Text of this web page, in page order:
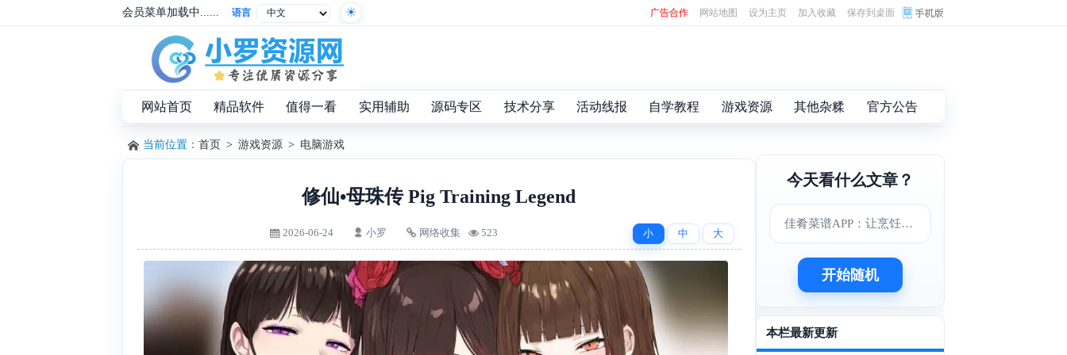
会员菜单加载中...... 语言 广告合作 网站地图 设为主页 加入收藏 保存到桌面
网站首页 精品软件 值得一看 实用辅助 源码专区 技术分享 活动线报 自学教程 游戏资源 其他杂糅 官方公告
当前位置： 首页 > 游戏资源 > 电脑游戏
修仙•母珠传 Pig Training Legend
小 中 大
2026-06-24 小罗 网络收集 523
今天看什么文章？
佳肴菜谱APP：让烹饪变得更简单美味
开始随机
本栏最新更新